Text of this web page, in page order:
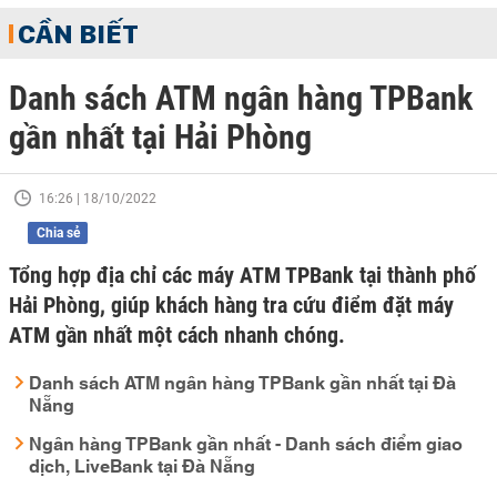
CẦN BIẾT
Danh sách ATM ngân hàng TPBank
gần nhất tại Hải Phòng
16:26 | 18/10/2022
Chia sẻ
Tổng hợp địa chỉ các máy ATM TPBank tại thành phố
Hải Phòng, giúp khách hàng tra cứu điểm đặt máy
ATM gần nhất một cách nhanh chóng.
Danh sách ATM ngân hàng TPBank gần nhất tại Đà
Nẵng
Ngân hàng TPBank gần nhất - Danh sách điểm giao
dịch, LiveBank tại Đà Nẵng